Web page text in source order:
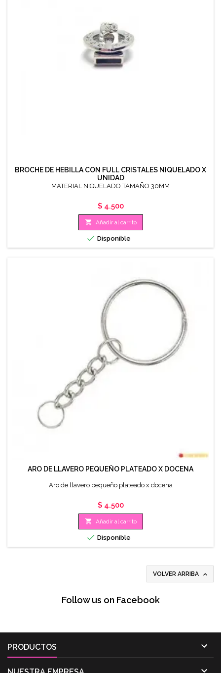
BROCHE DE HEBILLA CON FULL CRISTALES NIQUELADO X
UNIDAD
MATERIAL NIQUELADO TAMAÑO 30MM
Precio
$ 4.500
 Añadir al carrito
 Disponible
ARO DE LLAVERO PEQUEÑO PLATEADO X DOCENA
Aro de llavero pequeño plateado x docena
Precio
$ 4.500
 Añadir al carrito
 Disponible
VOLVER ARRIBA 
Follow us on Facebook
PRODUCTOS 